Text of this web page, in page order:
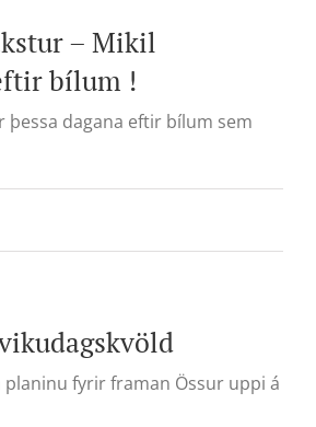
– Mikil
bílum !
þessa dagana eftir bílum sem
planinu fyrir framan Össur uppi á